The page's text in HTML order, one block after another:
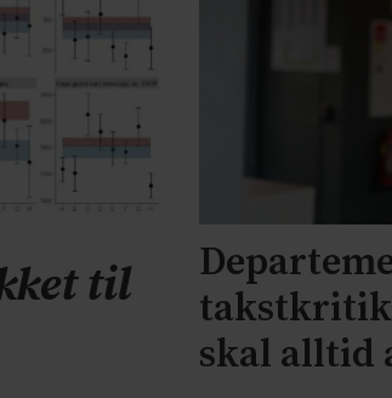
til
skal alltid